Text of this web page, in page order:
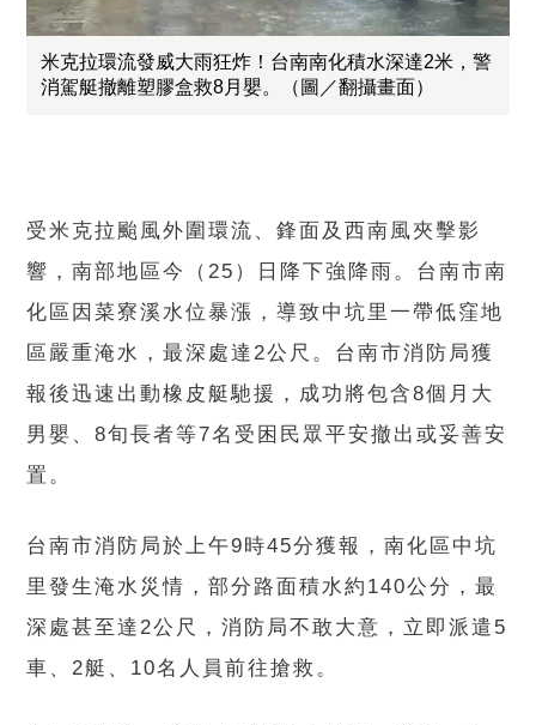
米克拉環流發威大雨狂炸！台南南化積水深達2米，警
消駕艇撤離塑膠盒救8月嬰。（圖／翻攝畫面）
受米克拉颱風外圍環流、鋒面及西南風夾擊影
響，南部地區今（25）日降下強降雨。台南市南
化區因菜寮溪水位暴漲，導致中坑里一帶低窪地
區嚴重淹水，最深處達2公尺。台南市消防局獲
報後迅速出動橡皮艇馳援，成功將包含8個月大
男嬰、8旬長者等7名受困民眾平安撤出或妥善安
置。
台南市消防局於上午9時45分獲報，南化區中坑
里發生淹水災情，部分路面積水約140公分，最
深處甚至達2公尺，消防局不敢大意，立即派遣5
車、2艇、10名人員前往搶救。